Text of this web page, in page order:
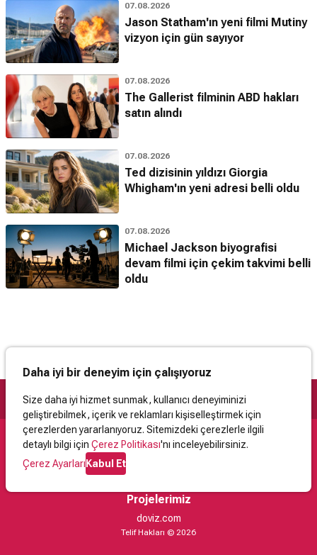
07.08.2026
Jason Statham'ın yeni filmi Mutiny
vizyon için gün sayıyor
07.08.2026
The Gallerist filminin ABD hakları
satın alındı
07.08.2026
Ted dizisinin yıldızı Giorgia
Whigham'ın yeni adresi belli oldu
07.08.2026
Michael Jackson biyografisi
devam filmi için çekim takvimi belli
oldu
Daha iyi bir deneyim için çalışıyoruz
Size daha iyi hizmet sunmak, kullanıcı deneyiminizi
geliştirebilmek, içerik ve reklamları kişiselleştirmek için
çerezlerden yararlanıyoruz. Sitemizdeki çerezlerle ilgili
detaylı bilgi için Çerez Politikası'nı inceleyebilirsiniz.
Çerez AyarlarıKabul Et
Destek
İletişimYardımKullanıcı Sözleşmesi
Projelerimiz
doviz.com
Telif Hakları © 2026